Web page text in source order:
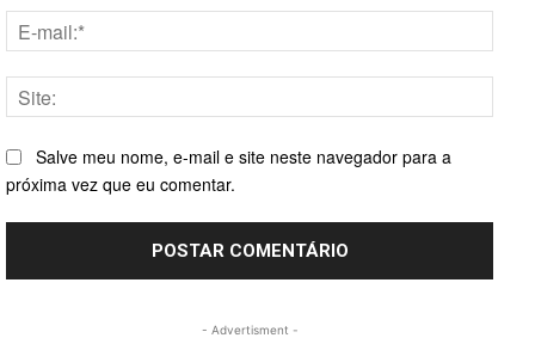
mail:*
Salve meu nome, e-mail e site neste navegador para a
próxima vez que eu comentar.
- Advertisment -